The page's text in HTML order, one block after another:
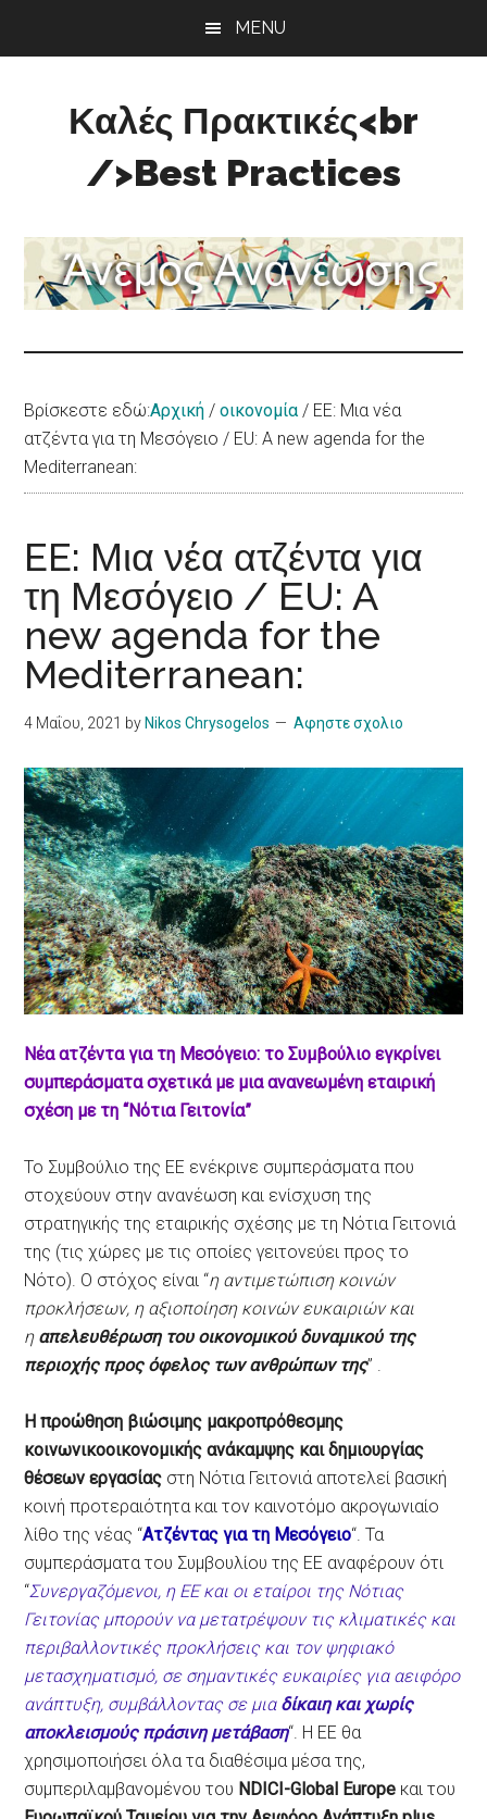
MENU
Καλές Πρακτικές<br
/>Best Practices
Ανανέωσης
Βρίσκεστε εδώ:Αρχική / οικονομία / EE: Μια νέα
ατζέντα για τη Μεσόγειο / ΕU: A new agenda for the
Mediterranean:
EE: Μια νέα ατζέντα για
τη Μεσόγειο / ΕU: A
new agenda for the
Mediterranean:
4 Μαΐου, 2021 by Nikos Chrysogelos Αφηστε σχολιο
Νέα ατζέντα για τη Μεσόγειο: το Συμβούλιο εγκρίνει
συμπεράσματα σχετικά με μια ανανεωμένη εταιρική
σχέση με τη “Νότια Γειτονία”
Το Συμβούλιο της ΕΕ ενέκρινε συμπεράσματα που
στοχεύουν στην ανανέωση και ενίσχυση της
στρατηγικής της εταιρικής σχέσης με τη Νότια Γειτονιά
της (τις χώρες με τις οποίες γειτονεύει προς το
Νότο). Ο στόχος είναι “η αντιμετώπιση κοινών
προκλήσεων, η αξιοποίηση κοινών ευκαιριών και
η απελευθέρωση του οικονομικού δυναμικού της
περιοχής προς όφελος των ανθρώπων της” .
Η προώθηση βιώσιμης μακροπρόθεσμης
κοινωνικοοικονομικής ανάκαμψης και δημιουργίας
θέσεων εργασίας στη Νότια Γειτονιά αποτελεί βασική
κοινή προτεραιότητα και τον καινοτόμο ακρογωνιαίο
λίθο της νέας “Ατζέντας για τη Μεσόγειο“. Τα
συμπεράσματα του Συμβουλίου της ΕΕ αναφέρουν ότι
“Συνεργαζόμενοι, η ΕΕ και οι εταίροι της Νότιας
Γειτονίας μπορούν να μετατρέψουν τις κλιματικές και
περιβαλλοντικές προκλήσεις και τον ψηφιακό
μετασχηματισμό, σε σημαντικές ευκαιρίες για αειφόρο
ανάπτυξη, συμβάλλοντας σε μια δίκαιη και χωρίς
αποκλεισμούς πράσινη μετάβαση“. Η ΕΕ θα
χρησιμοποιήσει όλα τα διαθέσιμα μέσα της,
συμπεριλαμβανομένου του NDICI-Global Europe και του